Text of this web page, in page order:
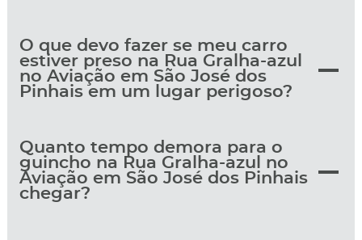
O que devo fazer se meu carro
estiver preso na Rua Gralha-azul
no Aviação em São José dos
Pinhais em um lugar perigoso?
Quanto tempo demora para o
guincho na Rua Gralha-azul no
Aviação em São José dos Pinhais
chegar?